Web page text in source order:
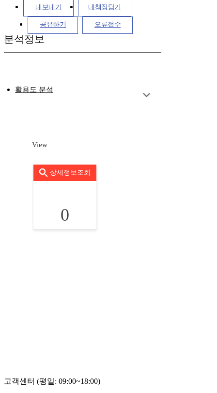
내보내기 내책장담기
공유하기 오류접수
분석정보
활용도 분석
View
상세정보조회
0
고객센터 (평일: 09:00~18:00)